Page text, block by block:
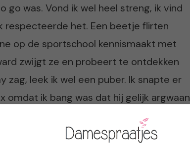
go was. Vond ik wel heel streng, ik vind
respecteerde het. Een beetje flirten
op de sportschool kennismaakt met
zwijgt ze en probeert te ontdekken
zag, leek ik wel een puber. Ik snapte er
omdat ik bang was dat hij gelijk argwaan